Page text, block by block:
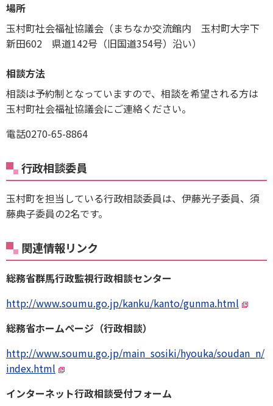
場所
玉村町社会福祉協議会（まちなか交流館内 玉村町大字下
新田602 県道142号（旧国道354号）沿い）
相談方法
相談は予約制となっていますので、相談を希望される方は
玉村町社会福祉協議会にご連絡ください。
電話0270-65-8864
行政相談委員
玉村町を担当している行政相談委員は、伊藤光子委員、須
藤典子委員の2名です。
関連情報リンク
総務省群馬行政監視行政相談センター
http://www.soumu.go.jp/kanku/kanto/gunma.html
総務省ホームページ（行政相談）
http://www.soumu.go.jp/main_sosiki/hyouka/soudan_n/
index.html
インターネット行政相談受付フォーム